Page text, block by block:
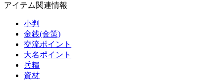
アイテム関連情報
小判
金銭(金策)
交流ポイント
大名ポイント
兵糧
資材